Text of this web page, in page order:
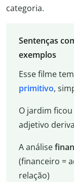
categoria.
Sentenças
exemplos
Esse filme
primitivo,
O jardim ficou
adjetivo
A análise
(financeiro =
relação)